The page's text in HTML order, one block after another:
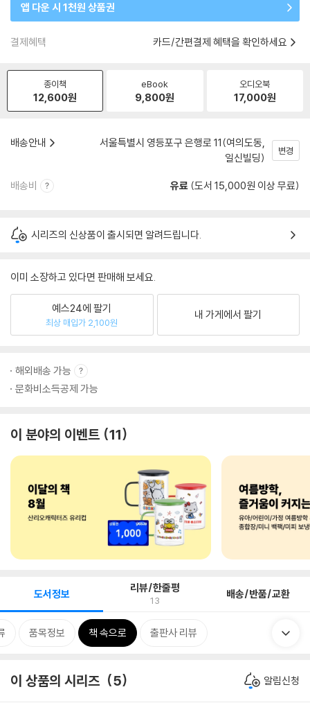
앱 다운 시 1천원 상품권
결제혜택 카드/간편결제 혜택을 확인하세요
종이책
12,600원
eBook
9,800원
오디오북
17,000원
배송안내
서울특별시 영등포구 은행로 11(여의도동,
일신빌딩)
변경
배송비 유료 (도서 15,000원 이상 무료)
시리즈의 신상품이 출시되면 알려드립니다.
이미 소장하고 있다면 판매해 보세요.
예스24에 팔기
최상 매입가 2,100원
내 가게에서 팔기
해외배송 가능
문화비소득공제 가능
이 분야의 이벤트 11
도서정보 리뷰/한줄평
13 배송/반품/교환
품목정보 책 속으로 출판사 리뷰
이 상품의 시리즈 5 알림신청